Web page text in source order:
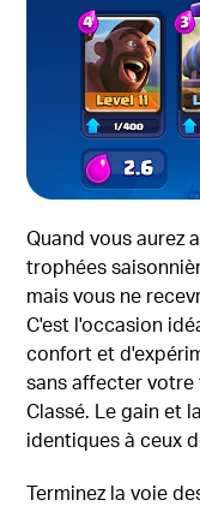
Quand vous aurez
trophées
mais vous ne
C'est l'occasion
confort et
sans affecter
Classé. Le gain et
identiques à ceux
Terminez la voie